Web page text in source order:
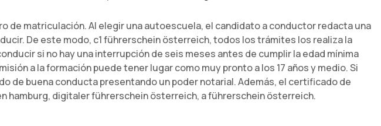
de matriculación. Al elegir una autoescuela, el candidato a conductor redacta una
De este modo, c1 führerschein österreich, todos los trámites los realiza la
si no hay una interrupción de seis meses antes de cumplir la edad mínima
a la formación puede tener lugar como muy pronto a los 17 años y medio. Si
buena conducta presentando un poder notarial. Además, el certificado de
hamburg, digitaler führerschein österreich, a führerschein österreich.